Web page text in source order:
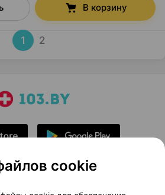
В корзину
1 2
cookie